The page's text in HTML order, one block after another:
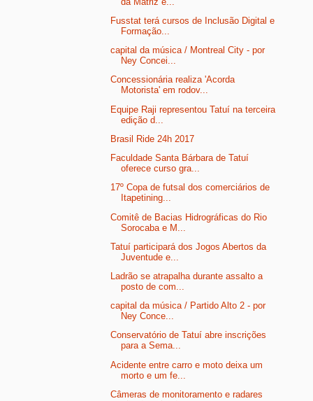
Fusstat terá cursos de Inclusão Digital e
Formação...
capital da música / Montreal City - por
Ney Concei...
Concessionária realiza 'Acorda
Motorista' em rodov...
Equipe Raji representou Tatuí na terceira
edição d...
Brasil Ride 24h 2017
Faculdade Santa Bárbara de Tatuí
oferece curso gra...
17º Copa de futsal dos comerciários de
Itapetining...
Comitê de Bacias Hidrográficas do Rio
Sorocaba e M...
Tatuí participará dos Jogos Abertos da
Juventude e...
Ladrão se atrapalha durante assalto a
posto de com...
capital da música / Partido Alto 2 - por
Ney Conce...
Conservatório de Tatuí abre inscrições
para a Sema...
Acidente entre carro e moto deixa um
morto e um fe...
Câmeras de monitoramento e radares